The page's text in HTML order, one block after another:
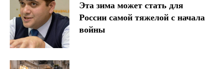
Эта зима может стать для
России самой тяжелой с начала
войны